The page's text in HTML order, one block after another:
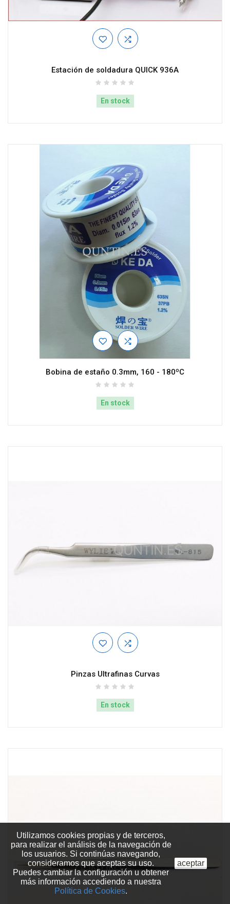
Utilizamos cookies propias y de terceros,
para realizar el análisis de la navegación de
los usuarios. Si continúas navegando,
consideramos que aceptas su uso.
Puedes cambiar la configuración u obtener
más información accediendo a nuestra
Política de Cookies.
aceptar
Estación de soldadura QUICK 936A
En stock
Bobina de estaño 0.3mm, 160 - 180ºC
En stock
Pinzas Ultrafinas Curvas
En stock